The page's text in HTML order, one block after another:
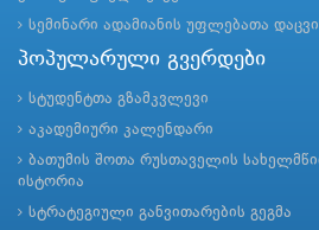
სემინარი ადამიანის უფლებათა
პოპულარული გვერდები
სტუდენტთა გზამკვლევი
აკადემიური კალენდარი
ბათუმის შოთა რუსთაველის
ისტორია
სტრატეგიული განვითარების გეგმა